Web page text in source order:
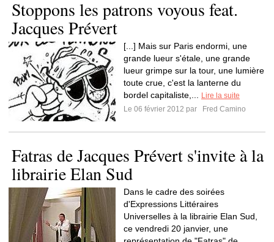
Stoppons les patrons voyous feat.
Jacques Prévert
[...] Mais sur Paris endormi, une
grande lueur s'étale, une grande
lueur grimpe sur la tour, une lumière
toute crue, c'est la lanterne du
bordel capitaliste,...
Lire la suite
Le 06 février 2012 par
Fred Camino
Fatras de Jacques Prévert s'invite à la
librairie Elan Sud
Dans le cadre des soirées
d'Expressions Littéraires
Universelles à la librairie Elan Sud,
ce vendredi 20 janvier, une